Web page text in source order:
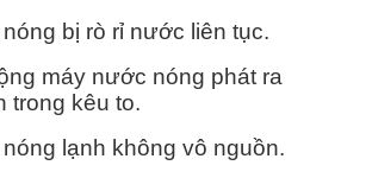
bị rò rỉ nước liên tục.
máy nước nóng phát ra
trong kêu to.
lạnh không vô nguồn.